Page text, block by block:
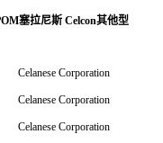
塞拉尼斯 Celcon其他型
Celanese Corporation
Celanese Corporation
Celanese Corporation